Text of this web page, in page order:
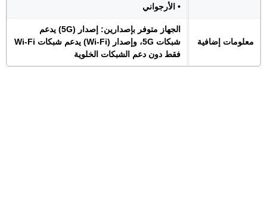
• الأرجواني
معلومات إضافية
الجهاز متوفر بإصدارين: إصدار (5G) يدعم
شبكات 5G، وإصدار (Wi-Fi) يدعم شبكات Wi-Fi
فقط دون دعم الشبكات الخلوية